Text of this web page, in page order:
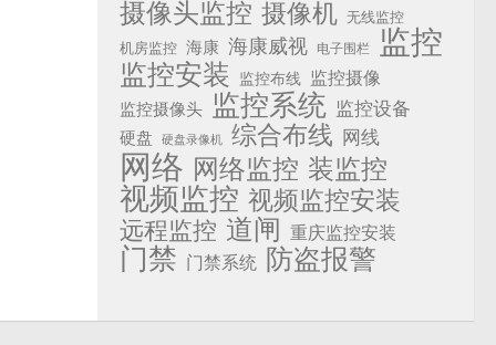
摄像头监控 摄像机 无线监控
机房监控 海康 海康威视 电子围栏 监控
监控安装 监控布线 监控摄像
监控摄像头 监控系统 监控设备
硬盘 硬盘录像机 综合布线 网线
网络 网络监控 装监控
视频监控 视频监控安装
远程监控 道闸 重庆监控安装
门禁 门禁系统 防盗报警